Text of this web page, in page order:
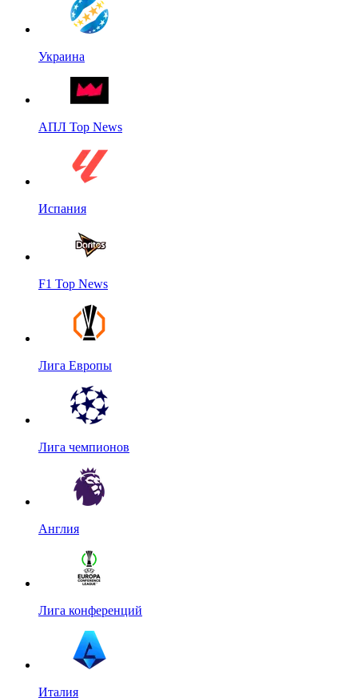
Украина
АПЛ Top News
Испания
F1 Top News
Лига Европы
Лига чемпионов
Англия
Лига конференций
Италия